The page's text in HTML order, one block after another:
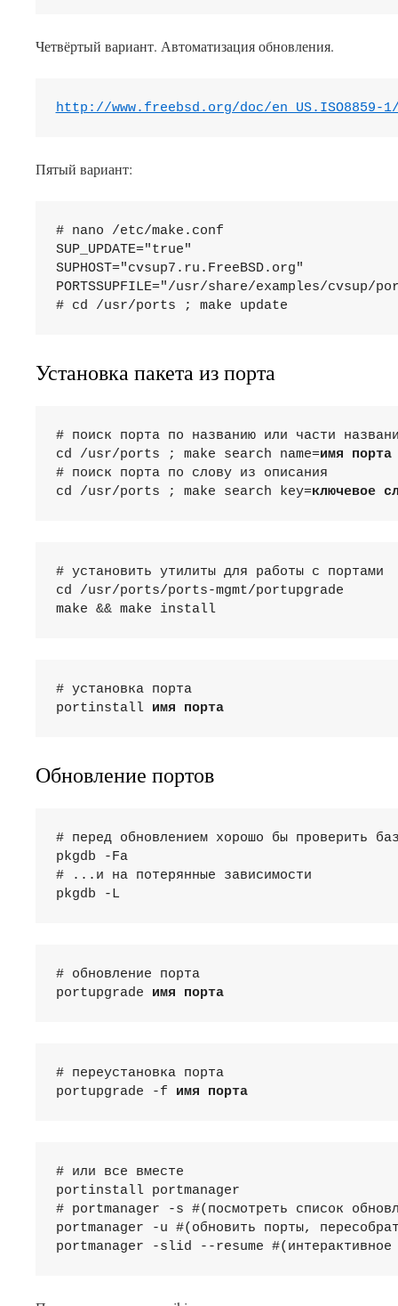
Четвёртый вариант. Автоматизация обновления.
http://www.freebsd.org/doc/en_US.ISO8859-
Пятый вариант:
# nano /etc/make.conf
SUP_UPDATE="true"
SUPHOST="cvsup7.ru.FreeBSD.org"
PORTSSUPFILE="/usr/share/examples/cvsup/
# cd /usr/ports ; make update
Установка пакета из порта
# поиск порта по названию или части
cd /usr/ports ; make search name=имя порта
# поиск порта по слову из описания
cd /usr/ports ; make search key=ключевое
# установить утилиты для работы с портами
cd /usr/ports/ports-mgmt/portupgrade
make && make install
# установка порта
portinstall имя порта
Обновление портов
# перед обновлением хорошо бы проверить
pkgdb -Fa
# ...и на потерянные зависимости
pkgdb -L
# обновление порта
portupgrade имя порта
# переустановка порта
portupgrade -f имя порта
# или все вместе
portinstall portmanager
# portmanager -s #(посмотреть список
portmanager -u #(обновить порты,
portmanager -slid --resume #(интерактивное